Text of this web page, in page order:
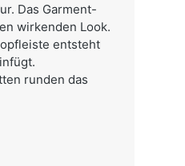
Das Garment-
wirkenden Look.
entsteht
runden das